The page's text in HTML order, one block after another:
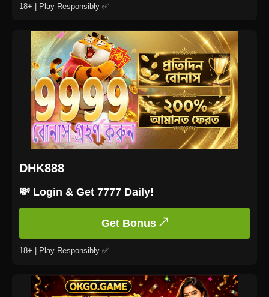
18+ | Play Responsibly ✅
DHK888
💸 Login & Get 7777 Daily!
Get Bonus ↗
18+ | Play Responsibly ✅